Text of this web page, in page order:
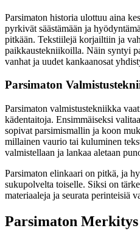
Parsimaton historia ulottuu aina
pyrkivät säästämään ja
pitkään. Tekstiilejä korjailtiin ja
paikkaustekniikoilla. Näin syntyi
vanhat ja uudet kankaanosat
Parsimaton
Parsimaton valmistustekniikka
kädentaitoja. Ensimmäiseksi
sopivat parsimismallin ja koon
millainen vaurio tai kuluminen
valmistellaan ja lankaa aletaan
Parsimaton elinkaari on pitkä, ja
sukupolvelta toiselle. Siksi on
materiaaleja ja seurata perinteisiä
Parsimaton